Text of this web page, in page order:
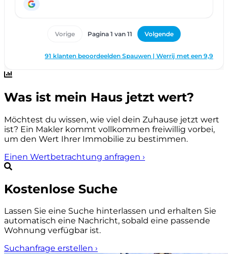
Was ist mein Haus jetzt wert?
Möchtest du wissen, wie viel dein Zuhause jetzt wert
ist? Ein Makler kommt vollkommen freiwillig vorbei,
um den Wert Ihrer Immobilie zu bestimmen.
Einen Wertbetrachtung anfragen ›
Kostenlose Suche
Lassen Sie eine Suche hinterlassen und erhalten Sie
automatisch eine Nachricht, sobald eine passende
Wohnung verfügbar ist.
Suchanfrage erstellen ›